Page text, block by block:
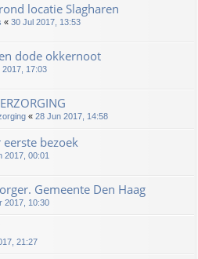
locatie Slagharen
« 30 Jul 2017, 13:53
dode okkernoot
2017, 17:03
« 28 Jun 2017, 14:58
bezoek
2017, 00:01
Gemeente Den Haag
2017, 10:30
21:27